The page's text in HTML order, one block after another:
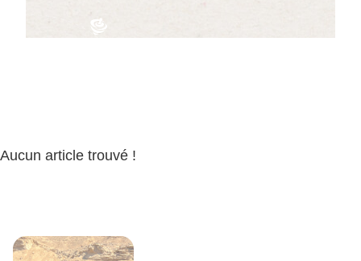
Aucun article trouvé !